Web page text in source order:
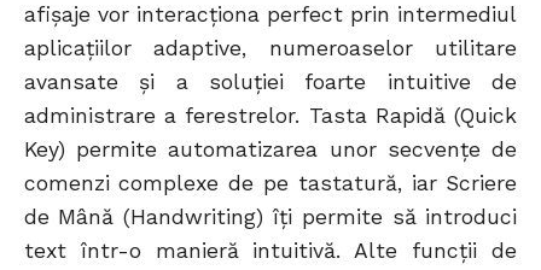
afișaje vor interacționa perfect prin intermediul
aplicațiilor adaptive, numeroaselor utilitare
avansate și a soluției foarte intuitive de
administrare a ferestrelor. Tasta Rapidă (Quick
Key) permite automatizarea unor secvențe de
comenzi complexe de pe tastatură, iar Scriere
de Mână (Handwriting) îți permite să introduci
text într-o manieră intuitivă. Alte funcții de